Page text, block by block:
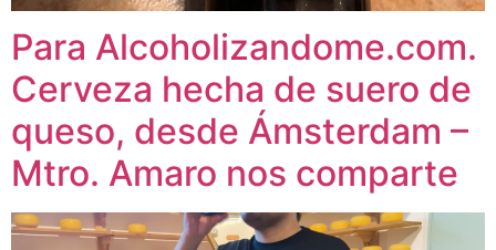
Para Alcoholizandome.com.
Cerveza hecha de suero de
queso, desde Ámsterdam –
Mtro. Amaro nos comparte